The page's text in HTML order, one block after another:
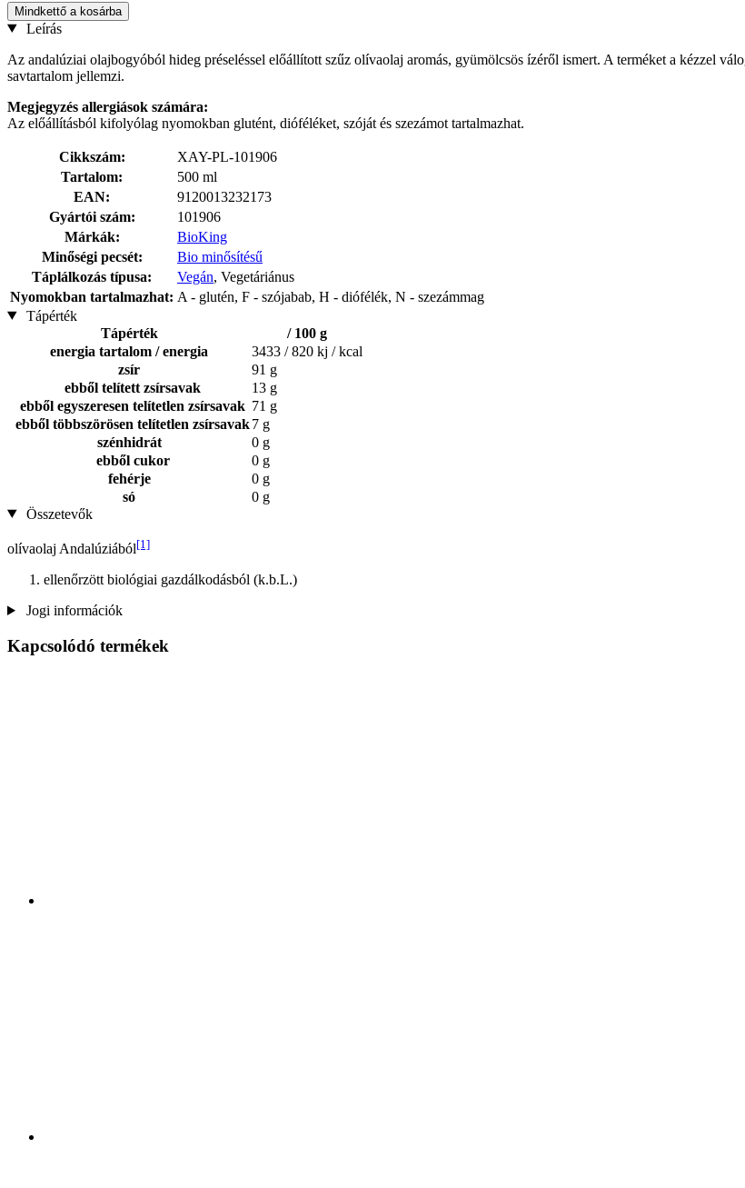
Mindkettő a kosárba
Leírás
Az andalúziai olajbogyóból hideg préseléssel előállított szűz olívaolaj aromás, gyümölcsös ízéről ismert. A terméket a kézzel
savtartalom jellemzi.
Megjegyzés allergiások számára:
Az előállításból kifolyólag nyomokban glutént, dióféléket, szóját és szezámot tartalmazhat.
Cikkszám:
XAY-PL-101906
Tartalom:
500 ml
EAN:
9120013232173
Gyártói szám:
101906
Márkák:
BioKing
Minőségi pecsét:
Bio minősítésű
Táplálkozás típusa:
Vegán, Vegetáriánus
Nyomokban tartalmazhat: A - glutén, F - szójabab, H - diófélék, N - szezámmag
Tápérték
Tápérték
/ 100 g
energia tartalom / energia
3433 / 820 kj / kcal
zsír
91 g
ebből telített zsírsavak
13 g
ebből egyszeresen telítetlen zsírsavak 71 g
ebből többszörösen telítetlen zsírsavak7 g
szénhidrát
0 g
ebből cukor
0 g
fehérje
0 g
só
0 g
Összetevők
olívaolaj Andalúziából[1]
ellenőrzött biológiai gazdálkodásból (k.b.L.)
Jogi információk
Kapcsolódó termékek